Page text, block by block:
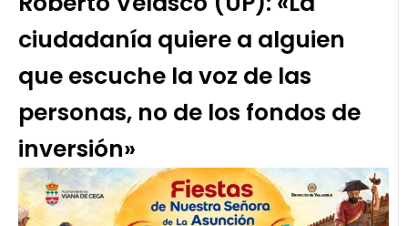
ciudadanía quiere a alguien
que escuche la voz de las
personas, no de los fondos de
inversión»